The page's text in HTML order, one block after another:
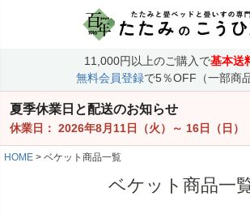
11,000円以上のご購入で基本送
無料会員登録で5％OFF（一部商
夏季休業日と配送のお知らせ
休業日： 2026年8月11日（火） ～ 16日（日）
HOME ベケット商品一覧
ベケット商品一
〜
商品番号/JANコード
並び順
価格が安い順
価格が高い順
レビュー順